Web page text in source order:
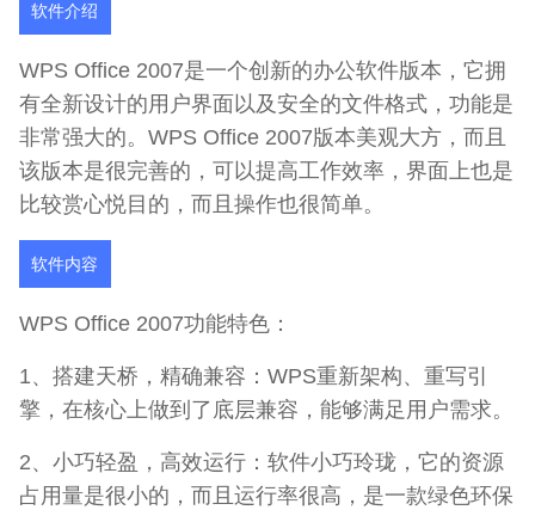
软件介绍
WPS Office 2007是一个创新的办公软件版本，它拥
有全新设计的用户界面以及安全的文件格式，功能是
非常强大的。WPS Office 2007版本美观大方，而且
该版本是很完善的，可以提高工作效率，界面上也是
比较赏心悦目的，而且操作也很简单。
软件内容
WPS Office 2007功能特色：
1、搭建天桥，精确兼容：WPS重新架构、重写引
擎，在核心上做到了底层兼容，能够满足用户需求。
2、小巧轻盈，高效运行：软件小巧玲珑，它的资源
占用量是很小的，而且运行率很高，是一款绿色环保